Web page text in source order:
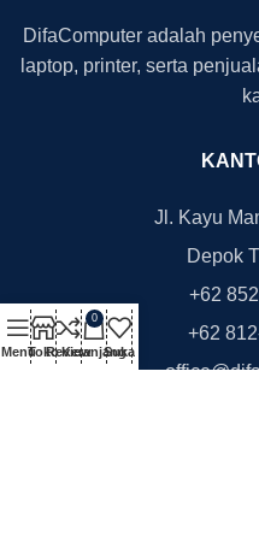
DifaComputer adalah
laptop, printer, serta
Jl. Kayu
Depok
+62
+62
MenuTokoReview
0
Keranjang
Suka